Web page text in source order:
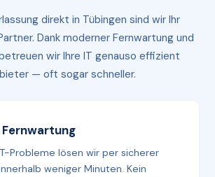
direkt in Tübingen sind wir Ihr
Dank moderner Fernwartung und
wir Ihre IT genauso effizient
— oft sogar schneller.
Fernwartung
Probleme lösen wir per sicherer
weniger Minuten. Kein